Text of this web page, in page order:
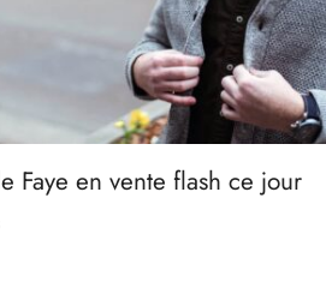
Faye en vente flash ce jour